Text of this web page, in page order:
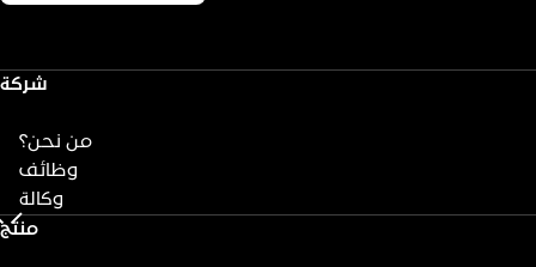
شركة
من نحن؟
وظائف
وكالة
منتج